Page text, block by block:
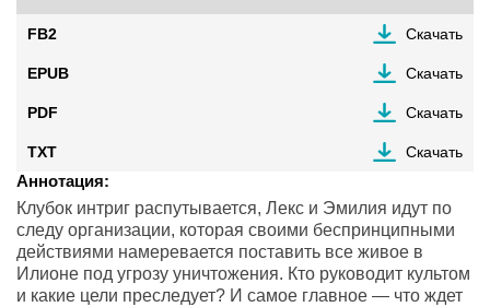
FB2 Скачать
EPUB Скачать
PDF Скачать
TXT Скачать
Аннотация:
Клубок интриг распутывается, Лекс и Эмилия идут по
следу организации, которая своими беспринципными
действиями намеревается поставить все живое в
Илионе под угрозу уничтожения. Кто руководит культом
и какие цели преследует? И самое главное — что ждет